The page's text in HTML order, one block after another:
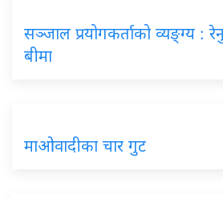
सञ्जाल प्रयोगकर्ताको व्यङ्ग्य :
बीमा
माओवादीका चार गुट